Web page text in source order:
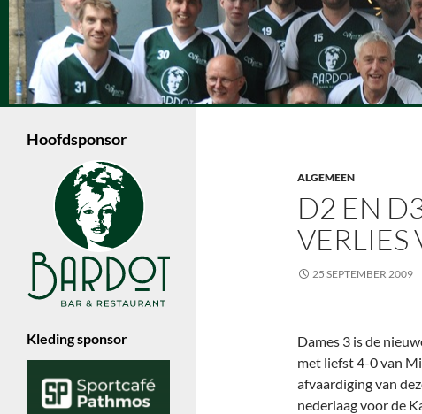
Ga
naar
de
inhoud
Volleybalvereniging Vips Bardot
Zoeken
ALGEMEEN
D2 EN
VERLIES
25 SEPTEMBER 2009
Dames 3 is de
met liefst 4-0 van
afvaardiging van
nederlaag voor de
Enschede die met 6 dames- en 4
herenteams in de Nevobo competitie
Hoofdsponsor
Kleding sponsor